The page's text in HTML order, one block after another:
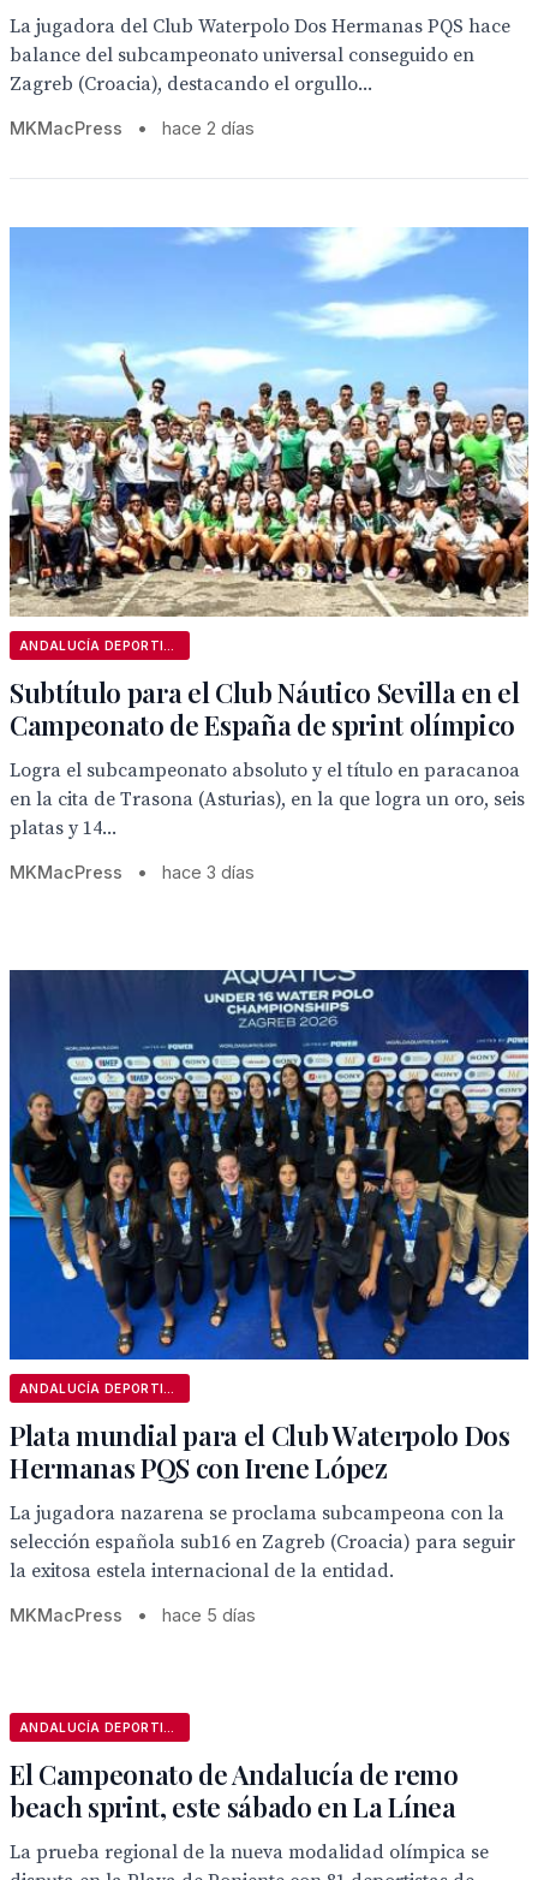
La jugadora del Club Waterpolo Dos Hermanas PQS hace
balance del subcampeonato universal conseguido en
Zagreb (Croacia), destacando el orgullo...
MKMacPress • hace 2 días
Subtítulo para el Club Náutico Sevilla en el
Campeonato de España de sprint olímpico
Logra el subcampeonato absoluto y el título en paracanoa
en la cita de Trasona (Asturias), en la que logra un oro, seis
platas y 14...
MKMacPress • hace 3 días
Plata mundial para el Club Waterpolo Dos
Hermanas PQS con Irene López
La jugadora nazarena se proclama subcampeona con la
selección española sub16 en Zagreb (Croacia) para seguir
la exitosa estela internacional de la entidad.
MKMacPress • hace 5 días
El Campeonato de Andalucía de remo
beach sprint, este sábado en La Línea
La prueba regional de la nueva modalidad olímpica se